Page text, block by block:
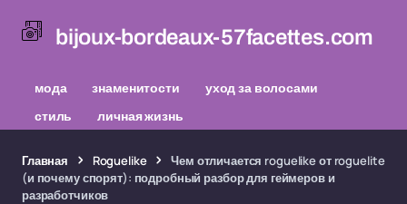
bijoux-bordeaux-57facettes.com
мода знаменитости
уход за волосами
стиль
личная жизнь
Главная Roguelike
Чем отличается roguelike от roguelite
(и почему спорят): подробный разбор для геймеров и
разработчиков